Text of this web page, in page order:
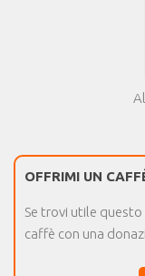
OFFRIMI UN
Se trovi utile
caffè con una